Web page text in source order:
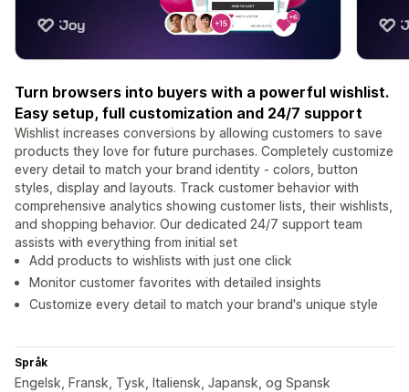
Turn browsers into buyers with a powerful wishlist.
Easy setup, full customization and 24/7 support
Wishlist increases conversions by allowing customers to save
products they love for future purchases. Completely customize
every detail to match your brand identity - colors, button
styles, display and layouts. Track customer behavior with
comprehensive analytics showing customer lists, their wishlists,
and shopping behavior. Our dedicated 24/7 support team
assists with everything from initial set
Add products to wishlists with just one click
Monitor customer favorites with detailed insights
Customize every detail to match your brand's unique style
Språk
Engelsk, Fransk, Tysk, Italiensk, Japansk, og Spansk